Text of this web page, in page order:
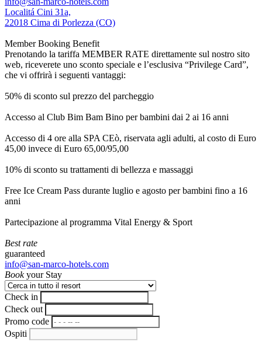
Localitá Cini 31a,
22018 Cima di Porlezza (CO)
Member Booking Benefit
Prenotando la tariffa MEMBER RATE direttamente sul nostro sito
web, riceverete uno sconto speciale e l’esclusiva “Privilege Card”,
che vi offrirà i seguenti vantaggi:
50% di sconto sul prezzo del parcheggio
Accesso al Club Bim Bam Bino per bambini dai 2 ai 16 anni
Accesso di 4 ore alla SPA CEò, riservata agli adulti, al costo di Euro
45,00 invece di Euro 65,00/95,00
10% di sconto su trattamenti di bellezza e massaggi
Free Ice Cream Pass durante luglio e agosto per bambini fino a 16
anni
Partecipazione al programma Vital Energy & Sport
Best rate
guaranteed
info@san-marco-hotels.com
Bookyour Stay
Check in
Check out
Promo code
Ospiti